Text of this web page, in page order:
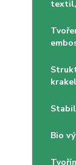
textil,
Bio